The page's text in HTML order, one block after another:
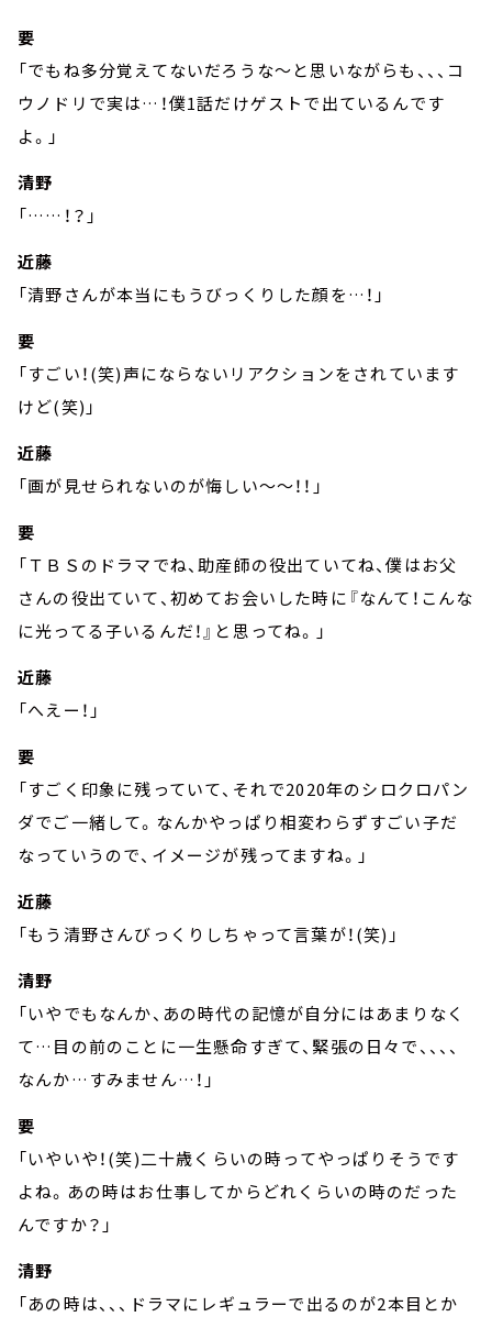
要
「でもね多分覚えてないだろうな～と思いながらも、、、コ
ウノドリで実は…！僕1話だけゲストで出ているんです
よ。」
清野
「……！？」
近藤
「清野さんが本当にもうびっくりした顔を…！」
要
「すごい！(笑)声にならないリアクションをされています
けど(笑)」
近藤
「画が見せられないのが悔しい～～！！」
要
「ＴＢＳのドラマでね、助産師の役出ていてね、僕はお父
さんの役出ていて、初めてお会いした時に『なんて！こんな
に光ってる子いるんだ！』と思ってね。」
近藤
「へえー！」
要
「すごく印象に残っていて、それで2020年のシロクロパン
ダでご一緒して。なんかやっぱり相変わらずすごい子だ
なっていうので、イメージが残ってますね。」
近藤
「もう清野さんびっくりしちゃって言葉が！(笑)」
清野
「いやでもなんか、あの時代の記憶が自分にはあまりなく
て…目の前のことに一生懸命すぎて、緊張の日々で、、、、
なんか…すみません…！」
要
「いやいや！(笑)二十歳くらいの時ってやっぱりそうです
よね。あの時はお仕事してからどれくらいの時のだった
んですか？」
清野
「あの時は、、、ドラマにレギュラーで出るのが2本目とか